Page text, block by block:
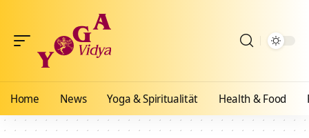
Home News Yoga & Spiritualität Health & Food